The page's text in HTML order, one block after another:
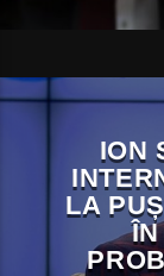
ION
LA